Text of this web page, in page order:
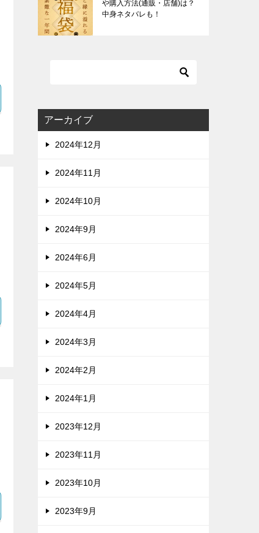
や購入方法(通販・店舗)は？
中身ネタバレも！
アーカイブ
2024年12月
2024年11月
2024年10月
2024年9月
2024年6月
2024年5月
2024年4月
2024年3月
2024年2月
2024年1月
2023年12月
2023年11月
2023年10月
2023年9月